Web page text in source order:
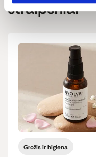
„COSMOS ORGANIC“
COSMOS standartą
Produkto sudedamųjų
skirtis, todėl visą
produkto pakuotės.
straipsniai
Grožis ir higiena